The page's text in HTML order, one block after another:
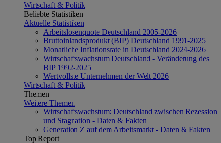
Wirtschaft & Politik
Beliebte Statistiken
Aktuelle Statistiken
Arbeitslosenquote Deutschland 2005-2026
Bruttoinlandsprodukt (BIP) Deutschland 1991-2025
Monatliche Inflationsrate in Deutschland 2024-2026
Wirtschaftswachstum Deutschland - Veränderung des
BIP 1992-2025
Wertvollste Unternehmen der Welt 2026
Wirtschaft & Politik
Themen
Weitere Themen
Wirtschaftswachstum: Deutschland zwischen Rezession
und Stagnation - Daten & Fakten
Generation Z auf dem Arbeitsmarkt - Daten & Fakten
Top Report